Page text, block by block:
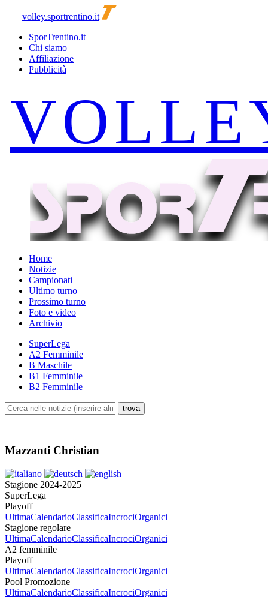
volley.sportrentino.it
SporTrentino.it
Chi siamo
Affiliazione
Pubblicità
Home
Notizie
Campionati
Ultimo turno
Prossimo turno
Foto e video
Archivio
SuperLega
A2 Femminile
B Maschile
B1 Femminile
B2 Femminile
Mazzanti Christian
Stagione 2024-2025
SuperLega
Playoff
UltimaCalendarioClassificaIncrociOrganici
Stagione regolare
UltimaCalendarioClassificaIncrociOrganici
A2 femminile
Playoff
UltimaCalendarioClassificaIncrociOrganici
Pool Promozione
UltimaCalendarioClassificaIncrociOrganici